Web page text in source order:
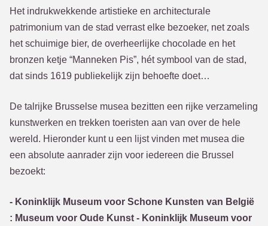
Het indrukwekkende artistieke en architecturale
patrimonium van de stad verrast elke bezoeker, net zoals
het schuimige bier, de overheerlijke chocolade en het
bronzen ketje “Manneken Pis”, hét symbool van de stad,
dat sinds 1619 publiekelijk zijn behoefte doet…
De talrijke Brusselse musea bezitten een rijke verzameling
kunstwerken en trekken toeristen aan van over de hele
wereld. Hieronder kunt u een lijst vinden met musea die
een absolute aanrader zijn voor iedereen die Brussel
bezoekt:
- Koninklijk Museum voor Schone Kunsten van België
: Museum voor Oude Kunst - Koninklijk Museum voor